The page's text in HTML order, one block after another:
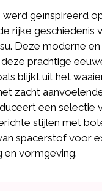
geïnspireerd
rijke geschiedenis
Deze moderne
prachtige
blijkt uit het
zacht
een selectie
stijlen met
spacerstof voor
en vormgeving.